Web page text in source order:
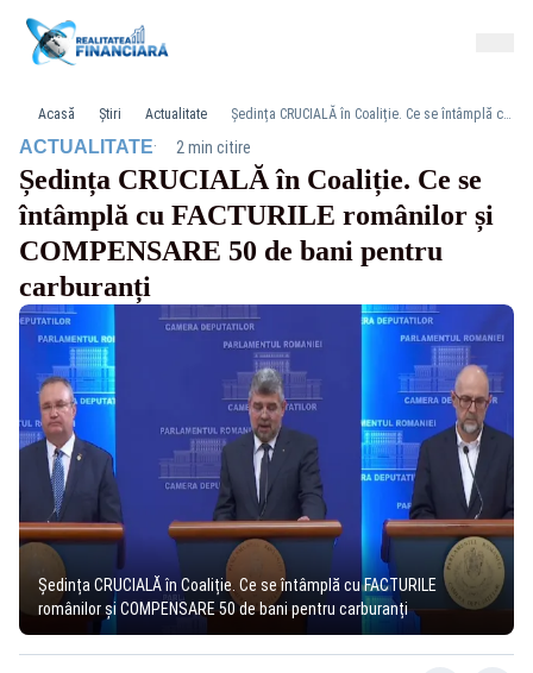
Acasă Știri Actualitate Ședința CRUCIALĂ în Coaliție. Ce se întâmplă cu FACTURILE românilor și COMPENSARE 50 de bani pentru carburanți
ACTUALITATE· 2 min citire
Ședința CRUCIALĂ în Coaliție. Ce se
întâmplă cu FACTURILE românilor și
COMPENSARE 50 de bani pentru
carburanți
Ședința CRUCIALĂ în Coaliție. Ce se întâmplă cu FACTURILE
românilor și COMPENSARE 50 de bani pentru carburanți